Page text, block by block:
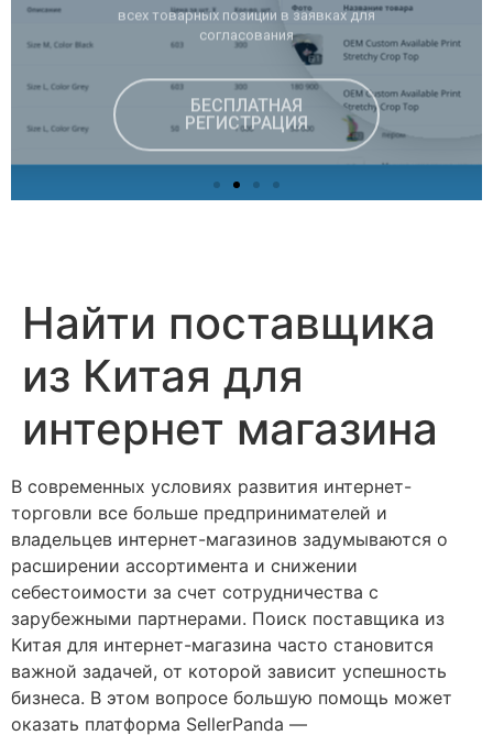
БЕСПЛАТНАЯ
РЕГИСТРАЦИЯ
Найти поставщика
из Китая для
интернет магазина
В современных условиях развития интернет-
торговли все больше предпринимателей и
владельцев интернет-магазинов задумываются о
расширении ассортимента и снижении
себестоимости за счет сотрудничества с
зарубежными партнерами. Поиск поставщика из
Китая для интернет-магазина часто становится
важной задачей, от которой зависит успешность
бизнеса. В этом вопросе большую помощь может
оказать платформа SellerPanda —